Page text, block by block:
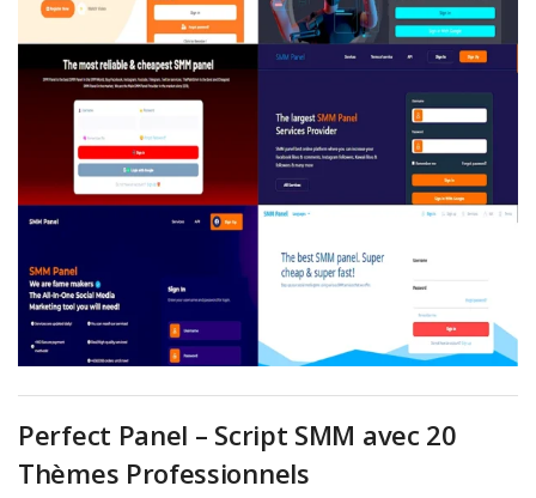
Remember me
Lost password?
Perfect Panel – Script SMM avec 20
Thèmes Professionnels